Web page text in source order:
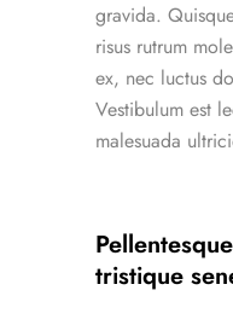
gravida.
risus rutrum
ex, nec luctus
Vestibulum est
malesuada
tristique